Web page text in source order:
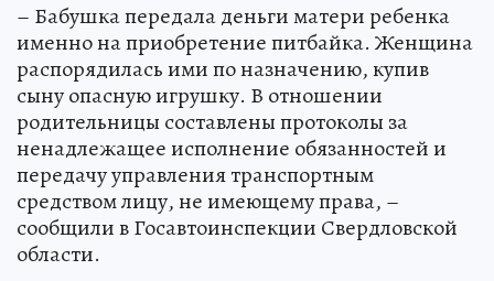
– Бабушка передала деньги матери ребенка
именно на приобретение питбайка. Женщина
распорядилась ими по назначению, купив
сыну опасную игрушку. В отношении
родительницы составлены протоколы за
ненадлежащее исполнение обязанностей и
передачу управления транспортным
средством лицу, не имеющему права, –
сообщили в Госавтоинспекции Свердловской
области.